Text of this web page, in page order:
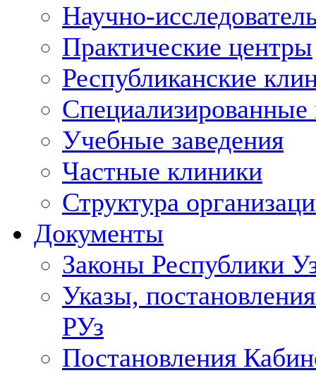
Научно-
Практические центры
Республиканские
Учебные заведения
Частные клиники
Структура
Документы
Законы Республики
Указы,
РУз
Постановления